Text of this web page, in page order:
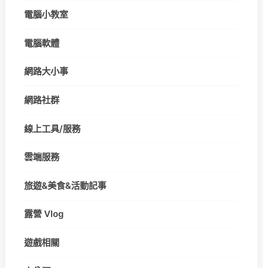
電腦小教室
電腦軟體
網路大小事
網路社群
線上工具/服務
雲端服務
旅遊&美食&活動記事
露營 Vlog
遊戲相關